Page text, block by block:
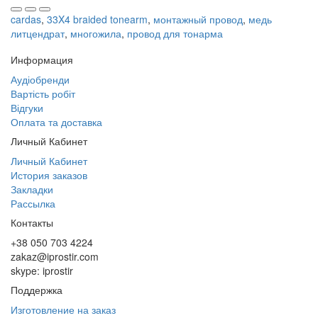
cardas, 33X4 braided tonearm, монтажный провод, медь
литцендрат, многожила, провод для тонарма
Информация
Аудіобренди
Вартість робіт
Відгуки
Оплата та доставка
Личный Кабинет
Личный Кабинет
История заказов
Закладки
Рассылка
Контакты
+38 050 703 4224
zakaz@iprostir.com
skype: iprostir
Поддержка
Изготовление на заказ